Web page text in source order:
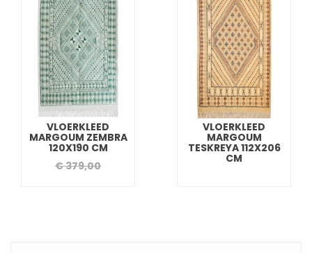
VLOERKLEED
MARGOUM ZEMBRA
120X190 CM
€ 379,00
VLOERKLEED
MARGOUM
TESKREYA 112X206
CM